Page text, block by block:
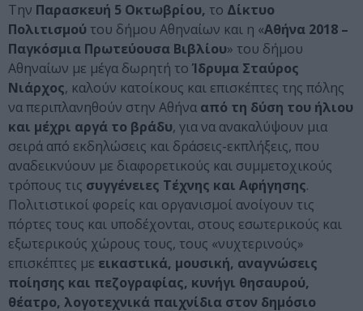
Την Παρασκευή 5 Οκτωβρίου, το Δίκτυο
Πολιτισμού του δήμου Αθηναίων και η «Αθήνα 2018 –
Παγκόσμια Πρωτεύουσα Βιβλίου» του δήμου
Αθηναίων με μέγα δωρητή το Ίδρυμα Σταύρος
Νιάρχος, καλούν κατοίκους και επισκέπτες της πόλης
να περιπλανηθούν στην Αθήνα από τη δύση του ήλιου
και μέχρι αργά το βράδυ, για να ανακαλύψουν μια
σειρά από εκδηλώσεις και δράσεις-εκπλήξεις, που
αναδεικνύουν με διαφορετικούς και συμμετοχικούς
τρόπους τις συγγένειες Τέχνης και Αφήγησης.
Πολιτιστικοί φορείς και οργανισμοί ανοίγουν τις
πόρτες τους και υποδέχονται, στους εσωτερικούς και
εξωτερικούς χώρους τους, τους «νυχτερινούς»
επισκέπτες με εικαστικά, μουσική, αναγνώσεις
ποίησης και πεζογραφίας, κυνήγι θησαυρού,
θέατρο, λογοτεχνικά παιχνίδια στον δημόσιο